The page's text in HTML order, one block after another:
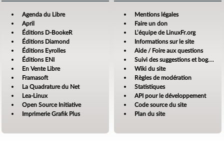
Agenda du Libre
April
Éditions D-BookeR
Éditions Diamond
Éditions Eyrolles
Éditions ENI
En Vente Libre
Framasoft
La Quadrature du Net
Lea-Linux
Open Source Initiative
Imprimerie Grafik Plus
Mentions légales
Faire un don
L’équipe de LinuxFr.org
Informations sur le site
Aide / Foire aux questions
Suivi des suggestions et bogues
Wiki du site
Règles de modération
Statistiques
API pour le développement
Code source du site
Plan du site